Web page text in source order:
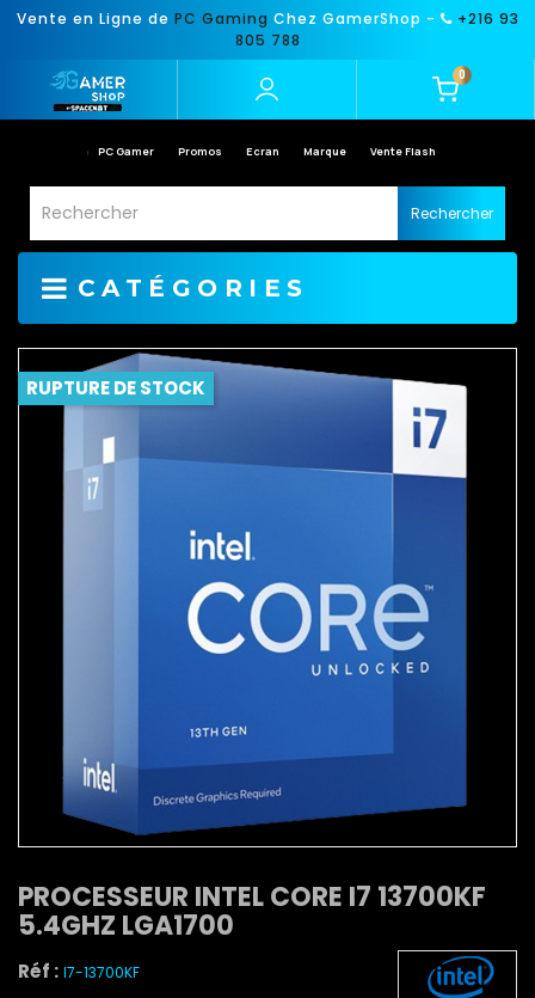
Vente en Ligne de PC Gaming Chez GamerShop -
+216 93
805 788
0
PC Gamer Promos Ecran Marque Vente Flash
Rechercher
CATÉGORIES
RUPTURE DE STOCK
PROCESSEUR INTEL CORE I7 13700KF
5.4GHZ LGA1700
Réf : I7-13700KF